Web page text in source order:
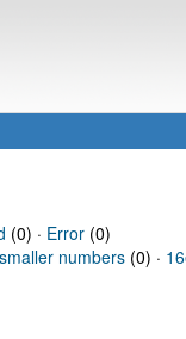
(0) · Error(0)
numbers (0) ·